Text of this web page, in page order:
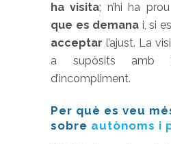
ha visita; n’hi ha
que es demana i, si
acceptar l’ajust. La
a supòsits amb
d’incompliment.
Per què es veu
sobre autònoms i